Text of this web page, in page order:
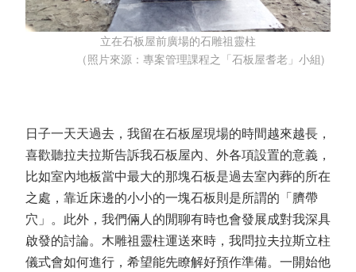
立在石板屋前廣場的石雕祖靈柱
（照片來源：專案管理課程之「石板屋耆老」小組)
日子一天天過去，我留在石板屋現場的時間越來越長，
喜歡聽拉夫拉斯告訴我石板屋內、外各項設置的意義，
比如室內地板當中最大的那塊石板是過去室內葬的所在
之處，靠近床邊的小小的一塊石板則是所謂的「臍帶
穴」。此外，我們倆人的閒聊有時也會發展成對我深具
啟發的討論。木雕祖靈柱運送來時，我問拉夫拉斯立柱
儀式會如何進行，希望能先瞭解好預作準備。一開始他